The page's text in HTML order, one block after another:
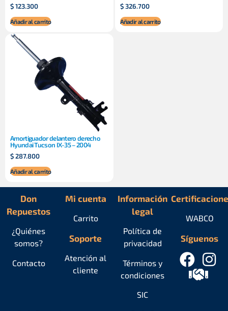
$123.300
Añadir al carrito
$326.700
Añadir al carrito
Amortiguador delantero derecho
Hyundai Tucson IX-35 – 2004
$287.800
Añadir al carrito
Don
Repuestos
¿Quiénes
somos?
Contacto
Mi cuenta
Carrito
Soporte
Atención al
cliente
Información
legal
Política de
privacidad
Términos y
condiciones
SIC
Síguenos
WABCO